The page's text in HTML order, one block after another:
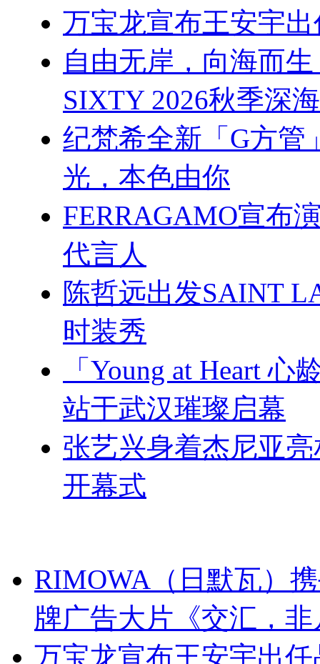
万宝龙宣布王安宇
自由无岸，向海而
SIXTY 2026秋季深
纪梵希全新「G方管
光，本色由你
FERRAGAMO宣布
代言人
陈哲远出发SAINT
时装秀
「Young at Heart
站于武汉璀璨启幕
张艺兴身着杰尼亚
开幕式
RIMOWA（日默瓦）
牌广告大片《交汇，
万宝龙宣布王安宇出